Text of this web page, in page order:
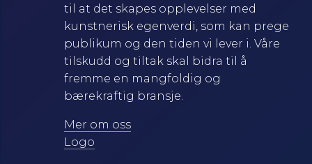
til at det skapes opplevelser med
kunstnerisk egenverdi, som kan prege
publikum og den tiden vi lever i. Våre
tilskudd og tiltak skal bidra til å
fremme en mangfoldig og
bærekraftig bransje.
Mer om oss
Logo